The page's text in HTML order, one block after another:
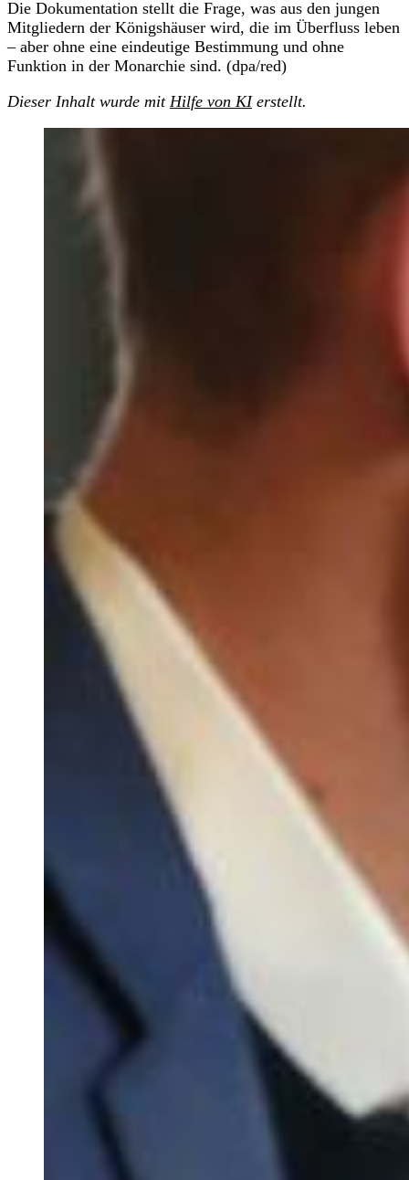
Die Dokumentation stellt die Frage, was aus den jungen
Mitgliedern der Königshäuser wird, die im Überfluss leben
– aber ohne eine eindeutige Bestimmung und ohne
Funktion in der Monarchie sind. (dpa/red)
Dieser Inhalt wurde mit Hilfe von KIerstellt.